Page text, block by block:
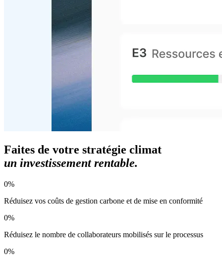
Faites de votre stratégie climat
un investissement rentable.
0%
Réduisez vos coûts de gestion carbone et de mise en conformité
0%
Réduisez le nombre de collaborateurs mobilisés sur le processus
0%